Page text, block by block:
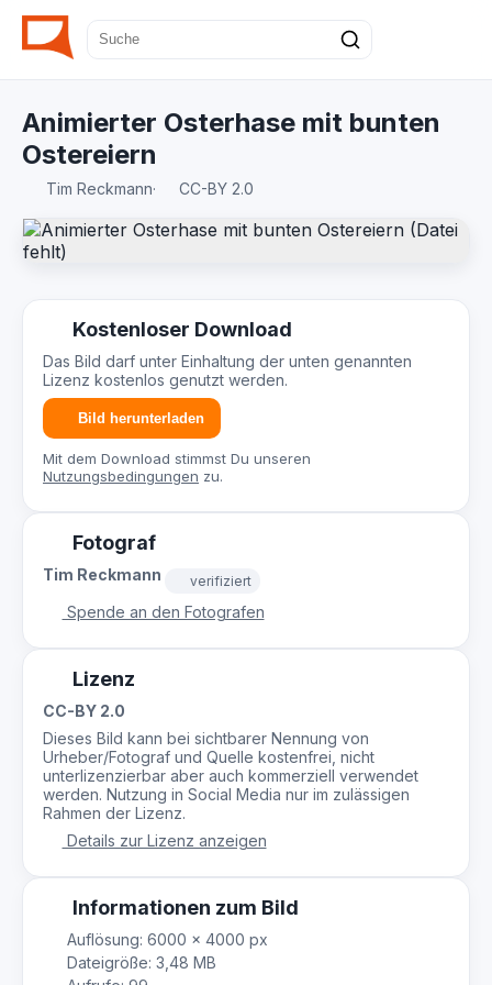
Animierter Osterhase mit bunten
Ostereiern
Tim Reckmann· CC-BY 2.0
Kostenloser Download
Das Bild darf unter Einhaltung der unten genannten
Lizenz kostenlos genutzt werden.
Bild herunterladen
Mit dem Download stimmst Du unseren
Nutzungsbedingungen zu.
Fotograf
Tim Reckmann verifiziert
Spende an den Fotografen
Lizenz
CC-BY 2.0
Dieses Bild kann bei sichtbarer Nennung von
Urheber/Fotograf und Quelle kostenfrei, nicht
unterlizenzierbar aber auch kommerziell verwendet
werden. Nutzung in Social Media nur im zulässigen
Rahmen der Lizenz.
Details zur Lizenz anzeigen
Informationen zum Bild
Auflösung: 6000 × 4000 px
Dateigröße: 3,48 MB